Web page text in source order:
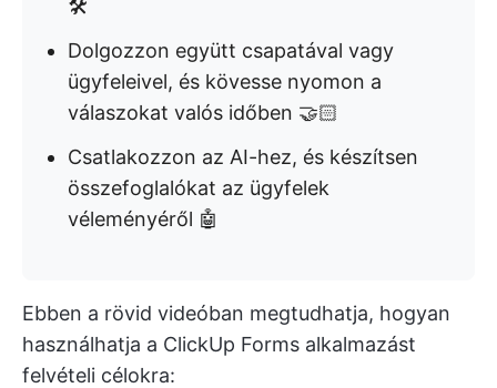
🛠️
Dolgozzon együtt csapatával vagy
ügyfeleivel, és kövesse nyomon a
válaszokat valós időben 🤝🏻
Csatlakozzon az AI-hez, és készítsen
összefoglalókat az ügyfelek
véleményéről 🤖
Ebben a rövid videóban megtudhatja, hogyan
használhatja a ClickUp Forms alkalmazást
felvételi célokra: